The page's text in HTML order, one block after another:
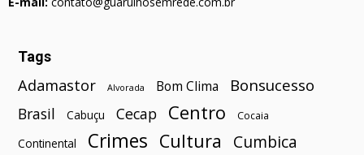
Tags
Adamastor Alvorada Bom Clima Bonsucesso
Brasil Cabuçu Cecap Centro Cocaia
Continental Crimes Cultura Cumbica